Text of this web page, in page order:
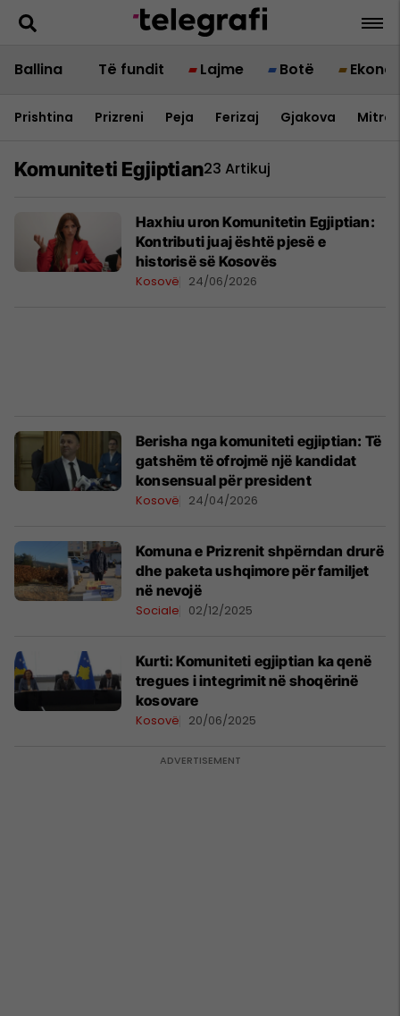
Ballina Të fundit Lajme Botë
Prishtina Prizreni Peja Ferizaj Gjakova
Komuniteti Egjiptian23 Artikuj
Haxhiu uron Komunitetin Egjiptian:
Kontributi juaj është pjesë e
historisë së Kosovës
Kosovë 24/06/2026
​Berisha nga komuniteti egjiptian: Të
gatshëm të ofrojmë një kandidat
konsensual për president
Kosovë 24/04/2026
Komuna e Prizrenit shpërndan drurë
dhe paketa ushqimore për familjet
në nevojë
Sociale 02/12/2025
Kurti: Komuniteti egjiptian ka qenë
tregues i integrimit në shoqërinë
kosovare
Kosovë 20/06/2025